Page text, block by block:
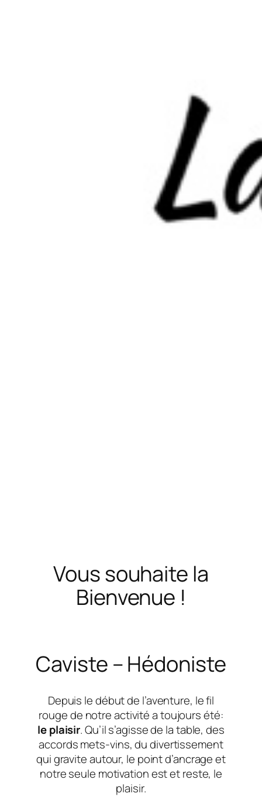
Vous souhaite la
Bienvenue !
Caviste – Hédoniste
Depuis le début de l’aventure, le fil
rouge de notre activité a toujours été:
le plaisir. Qu’il s’agisse de la table, des
accords mets-vins, du divertissement
qui gravite autour, le point d’ancrage et
notre seule motivation est et reste, le
plaisir.